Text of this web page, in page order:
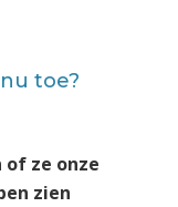
toe?
of ze onze
zien